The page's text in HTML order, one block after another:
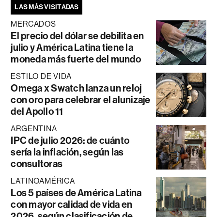
LAS MÁS VISITADAS
MERCADOS
El precio del dólar se debilita en
julio y América Latina tiene la
moneda más fuerte del mundo
ESTILO DE VIDA
Omega x Swatch lanza un reloj
con oro para celebrar el alunizaje
del Apollo 11
ARGENTINA
IPC de julio 2026: de cuánto
sería la inflación, según las
consultoras
LATINOAMÉRICA
Los 5 países de América Latina
con mayor calidad de vida en